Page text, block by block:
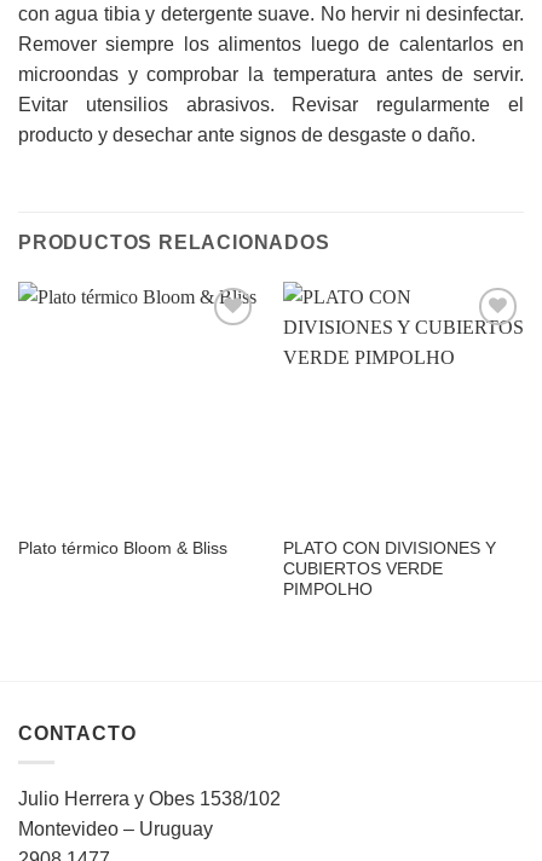
con agua tibia y detergente suave. No hervir ni desinfectar.
Remover siempre los alimentos luego de calentarlos en
microondas y comprobar la temperatura antes de servir.
Evitar utensilios abrasivos. Revisar regularmente el
producto y desechar ante signos de desgaste o daño.
PRODUCTOS RELACIONADOS
Plato térmico Bloom & Bliss
PLATO CON DIVISIONES Y
CUBIERTOS VERDE
PIMPOLHO
CONTACTO
Julio Herrera y Obes 1538/102
Montevideo – Uruguay